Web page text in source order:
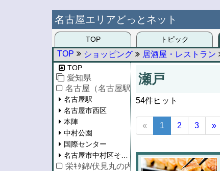
名古屋エリアどっとネット
TOP トピック
TOP ショッピング 居酒屋・レストラン
瀬戸
54件ヒット
« 1 2 3 »
TOP
愛知県
名古屋（名古屋駅/西区/中村区）
名古屋駅
名古屋市西区
本陣
中村公園
国際センター
名古屋市中村区その他
栄ｷﾀ錦/伏見丸の内/泉/東桜/新栄